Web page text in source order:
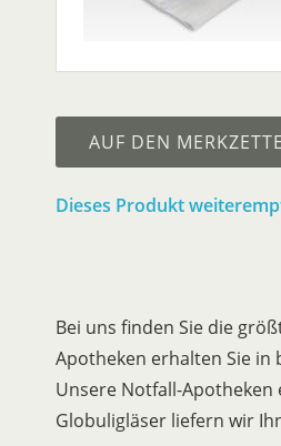
AUF DEN
Dieses Produkt
Bei uns finden Sie die
Apotheken erhalten Sie in
Unsere Notfall-Apotheken
Globuligläser liefern wir